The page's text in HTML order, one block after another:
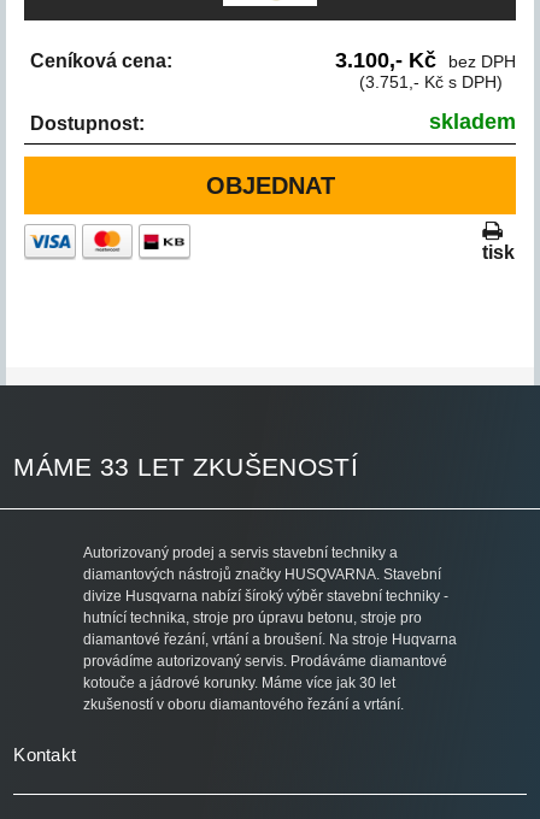
Ceníková cena: 3.100,- Kč
bez DPH
(3.751,- Kč s DPH)
Dostupnost: skladem
OBJEDNAT
tisk
MÁME 33 LET ZKUŠENOSTÍ
Autorizovaný prodej a servis stavební techniky a
diamantových nástrojů značky HUSQVARNA. Stavební
divize Husqvarna nabízí šíroký výběr stavební techniky -
hutnící technika, stroje pro úpravu betonu, stroje pro
diamantové řezání, vrtání a broušení. Na stroje Huqvarna
provádíme autorizovaný servis. Prodáváme diamantové
kotouče a jádrové korunky. Máme více jak 30 let
zkušeností v oboru diamantového řezání a vrtání.
Kontakt